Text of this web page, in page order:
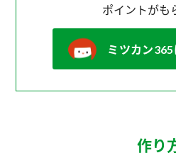
ポイントがも
ミツカン
作り